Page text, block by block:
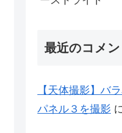
最近のコメン
【天体撮影】バ
パネル３を撮影